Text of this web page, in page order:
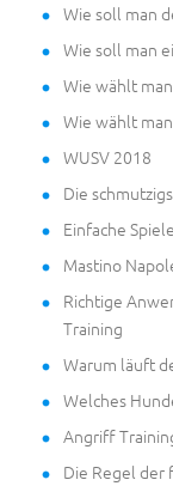
Wie soll man
Wie soll man
Wie wählt
Wie wählt
WUSV 2018
Die
Einfache
Mastino
Richtige
Training
Warum läuft
Welches
Angriff
Die Regel der